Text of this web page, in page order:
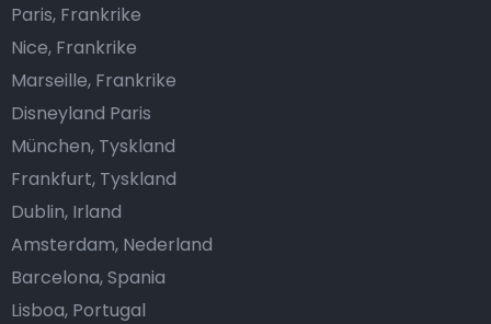
Paris, Frankrike
Nice, Frankrike
Marseille, Frankrike
Disneyland Paris
München, Tyskland
Frankfurt, Tyskland
Dublin, Irland
Amsterdam, Nederland
Barcelona, Spania
Lisboa, Portugal